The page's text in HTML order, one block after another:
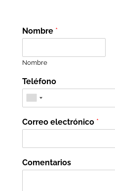
Nombre *
Nombre
Teléfono
Correo electrónico *
Comentarios